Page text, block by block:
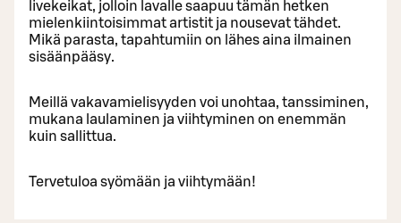
livekeikat, jolloin lavalle saapuu tämän hetken
mielenkiintoisimmat artistit ja nousevat tähdet.
Mikä parasta, tapahtumiin on lähes aina ilmainen
sisäänpääsy.​
Meillä vakavamielisyyden voi unohtaa, tanssiminen,
mukana laulaminen ja viihtyminen on enemmän
kuin sallittua.​
Tervetuloa syömään ja viihtymään!​